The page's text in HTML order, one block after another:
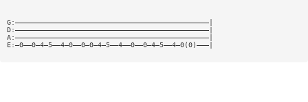
G:———————————————————————————————————————————————|
D:———————————————————————————————————————————————|
A:———————————————————————————————————————————————|
E:—0——0—4—5——4—0——0—0—4—5——4——0——0—4—5——4—0(0)———|